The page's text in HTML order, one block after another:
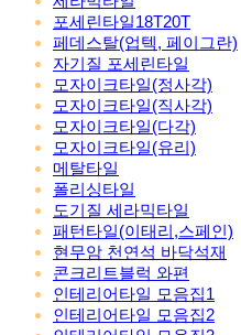
포세린타일18T20T
페데스탈(업텍, 페이그란)
자기질 포세린타일
모자이크타일(정사각)
모자이크타일(직사각)
모자이크타일(다각)
모자이크타일(유리)
메탈타일
폴리싱타일
도기질 세라믹타일
패턴타일(이태리,스페인)
현무암 천연석 바닥석재
콘크리트블럭 와편
인테리어타일 모음집1
인테리어타일 모음집2